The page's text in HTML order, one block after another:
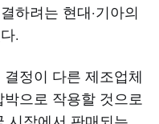
하려는 현대·기아의
.
정이 다른 제조업체
으로 작용할 것으로